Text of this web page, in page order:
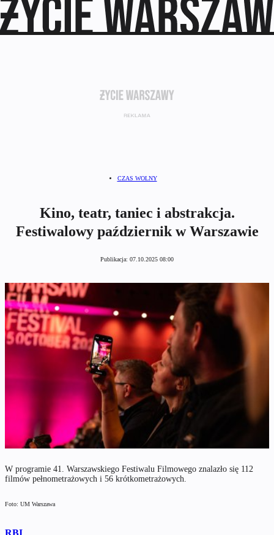
CZAS WOLNY
Kino, teatr, taniec i abstrakcja.
Festiwalowy październik w Warszawie
Publikacja: 07.10.2025 08:00
W programie 41. Warszawskiego Festiwalu Filmowego znalazło się 112
filmów pełnometrażowych i 56 krótkometrażowych.
Foto: UM Warszawa
RBI